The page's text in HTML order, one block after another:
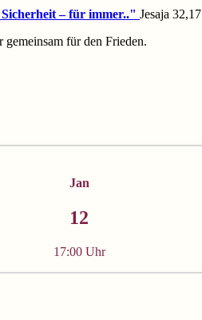
– für immer.." Jesaja 32,17
für den Frieden.
Jan
12
17:00 Uhr